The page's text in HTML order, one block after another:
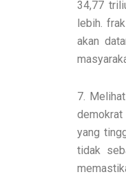
34,77
lebih.
akan
7.
yang
tidak